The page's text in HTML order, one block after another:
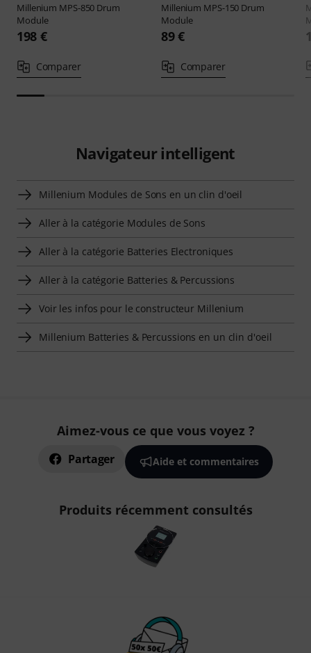
Millenium MPS-850 Drum
Module
198 €
Comparer
Millenium MPS-150 Drum
Module
89 €
Comparer
Navigateur intelligent
Millenium Modules de Sons en un clin d'oeil
Aller à la catégorie Modules de Sons
Aller à la catégorie Batteries Electroniques
Aller à la catégorie Batteries & Percussions
Voir les infos pour le constructeur Millenium
Millenium Batteries & Percussions en un clin d'oeil
Aimez-vous ce que vous voyez ?
Partager Aide et commentaires
Produits récemment consultés